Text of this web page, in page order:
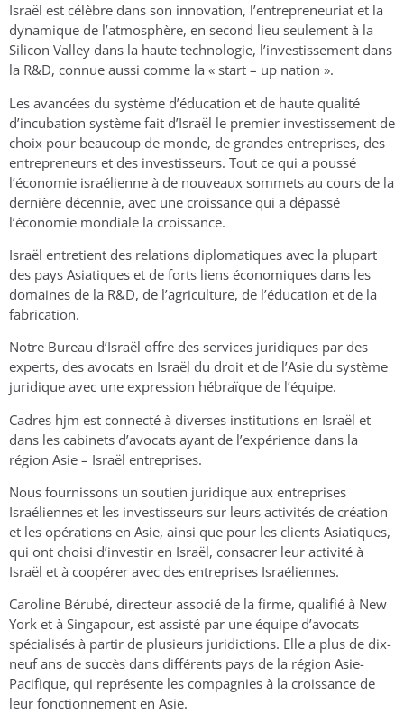
Israël est célèbre dans son innovation, l’entrepreneuriat et la
dynamique de l’atmosphère, en second lieu seulement à la
Silicon Valley dans la haute technologie, l’investissement dans
la R&D, connue aussi comme la « start – up nation ».
Les avancées du système d’éducation et de haute qualité
d’incubation système fait d’Israël le premier investissement de
choix pour beaucoup de monde, de grandes entreprises, des
entrepreneurs et des investisseurs. Tout ce qui a poussé
l’économie israélienne à de nouveaux sommets au cours de la
dernière décennie, avec une croissance qui a dépassé
l’économie mondiale la croissance.
Israël entretient des relations diplomatiques avec la plupart
des pays Asiatiques et de forts liens économiques dans les
domaines de la R&D, de l’agriculture, de l’éducation et de la
fabrication.
Notre Bureau d’Israël offre des services juridiques par des
experts, des avocats en Israël du droit et de l’Asie du système
juridique avec une expression hébraïque de l’équipe.
Cadres hjm est connecté à diverses institutions en Israël et
dans les cabinets d’avocats ayant de l’expérience dans la
région Asie – Israël entreprises.
Nous fournissons un soutien juridique aux entreprises
Israéliennes et les investisseurs sur leurs activités de création
et les opérations en Asie, ainsi que pour les clients Asiatiques,
qui ont choisi d’investir en Israël, consacrer leur activité à
Israël et à coopérer avec des entreprises Israéliennes.
Caroline Bérubé, directeur associé de la firme, qualifié à New
York et à Singapour, est assisté par une équipe d’avocats
spécialisés à partir de plusieurs juridictions. Elle a plus de dix-
neuf ans de succès dans différents pays de la région Asie-
Pacifique, qui représente les compagnies à la croissance de
leur fonctionnement en Asie.